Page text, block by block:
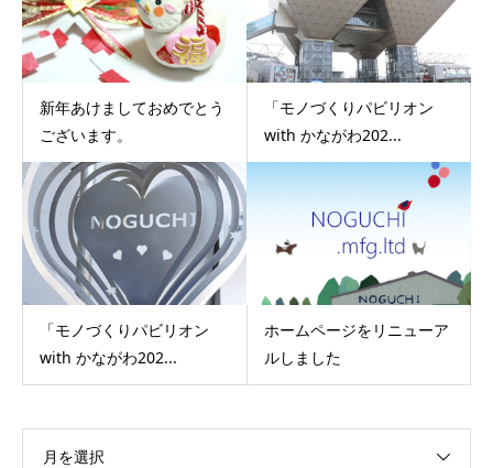
新年あけましておめでとう
ございます。
「モノづくりパビリオン
with かながわ202...
「モノづくりパビリオン
with かながわ202...
ホームページをリニューア
ルしました
月を選択